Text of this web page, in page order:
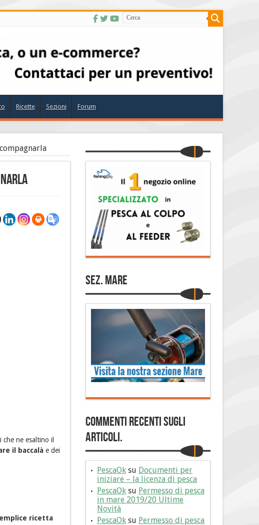
Ricette Sezioni Forum
ne esaltino il
il baccalà e dei
ricetta
Sez. Mare
Commenti Recenti sugli
articoli.
PescaOk su Documenti per
iniziare – la licenza di pesca
PescaOk su Permesso di pesca
in mare 2019/20 Ultime
Novità
PescaOk su Permesso di pesca